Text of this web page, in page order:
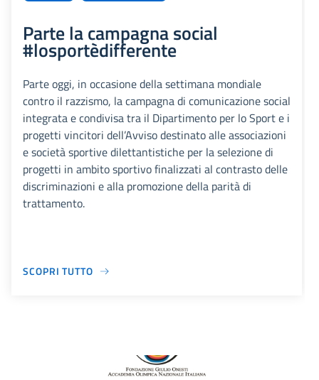
Parte la campagna social
#losportèdifferente
Parte oggi, in occasione della settimana mondiale
contro il razzismo, la campagna di comunicazione social
integrata e condivisa tra il Dipartimento per lo Sport e i
progetti vincitori dell’Avviso destinato alle associazioni
e società sportive dilettantistiche per la selezione di
progetti in ambito sportivo finalizzati al contrasto delle
discriminazioni e alla promozione della parità di
trattamento.
SCOPRI TUTTO